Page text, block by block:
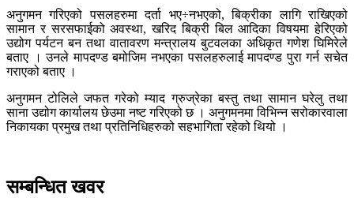
अनुगमन गरिएको पसलहरुमा दर्ता भए÷नभएको, बिक्रीका लागि राखिएको
सामान र सरसफाईको अवस्था, खरिद बिक्री बिल आदिका विषयमा हेरिएको
उद्योग पर्यटन बन तथा वातावरण मन्त्रालय बुटवलका अधिकृत गणेश घिमिरेले
बताए । उनले मापदण्ड बमोजिम नभएका पसलहरुलाई मापदण्ड पुरा गर्न सचेत
गराएको बताए ।
अनुगमन टोलिले जफत गरेको म्याद ग्रुज्रेका बस्तु तथा सामान घरेलु तथा
साना उद्योग कार्यालय छेउमा नष्ट गरिएको छ । अनुगमनमा विभिन्न सरोकारवाला
निकायका प्रमुख तथा प्रतिनिधिहरुको सहभागिता रहेको थियो ।
सम्बन्धित खवर